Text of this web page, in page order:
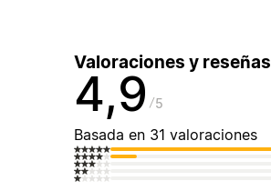
Valoraciones y reseñas
4,9 5
Basada en 31 valoraciones